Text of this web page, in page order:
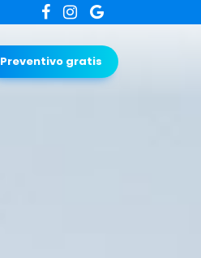
Preventivo gratis